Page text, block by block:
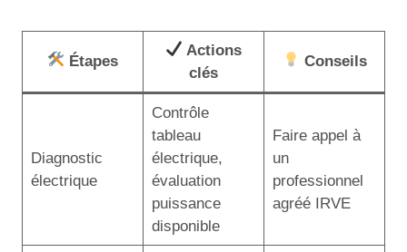
Étapes
Actions
clés
Conseils
Diagnostic
électrique
Contrôle
tableau
électrique,
évaluation
puissance
disponible
Faire appel à
un
professionnel
agréé IRVE